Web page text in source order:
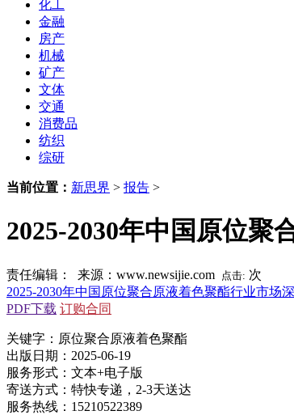
化工
金融
房产
机械
矿产
文体
交通
消费品
纺织
综研
当前位置： 新思界 > 报告 >
2025-2030年中国原位
责任编辑： 来源：www.newsijie.com 点击: 次
2025-2030年中国原位聚合原液着色聚酯行业市场
PDF下载 订购合同
关键字：原位聚合原液着色聚酯
出版日期：2025-06-19
服务形式：文本+电子版
寄送方式：特快专递，2-3天送达
服务热线：15210522389